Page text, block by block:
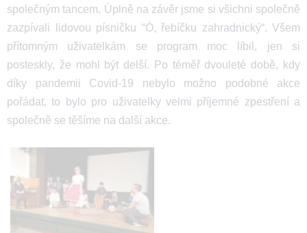
společným tancem. Úplně na závěr jsme si všichni společně
zazpívali lidovou písničku “Ó, řebíčku zahradnický“. Všem
přítomným uživatelkám se program moc líbil, jen si
posteskly, že mohl být delší. Po téměř dvouleté době, kdy
díky pandemii Covid-19 nebylo možno podobné akce
pořádat, to bylo pro uživatelky velmi příjemné zpestření a
společně se těšíme na další akce.